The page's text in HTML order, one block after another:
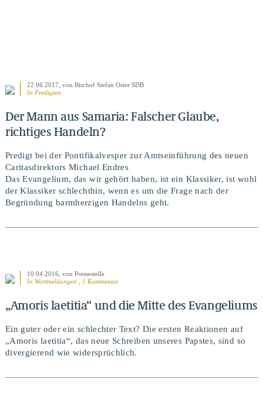
BEITRAG ANSEHEN
22.06.2017 , von Bischof Stefan Oster SDB
In Predigten
Der Mann aus Samaria: Falscher Glaube,
richtiges Handeln?
Predigt bei der Pontifikalvesper zur Amtseinführung des neuen
Caritasdirektors Michael Endres
Das Evangelium, das wir gehört haben, ist ein Klassiker, ist wohl
der Klassiker schlechthin, wenn es um die Frage nach der
Begründung barmherzigen Handelns geht.
10.04.2016 , von Pressestelle
In Wortmeldungen , 1 Kommentar
„Amoris laetitia“ und die Mitte des Evangeliums
Ein guter oder ein schlechter Text? Die ersten Reaktionen auf
„Amoris laetitia“, das neue Schreiben unseres Papstes, sind so
divergierend wie widersprüchlich.